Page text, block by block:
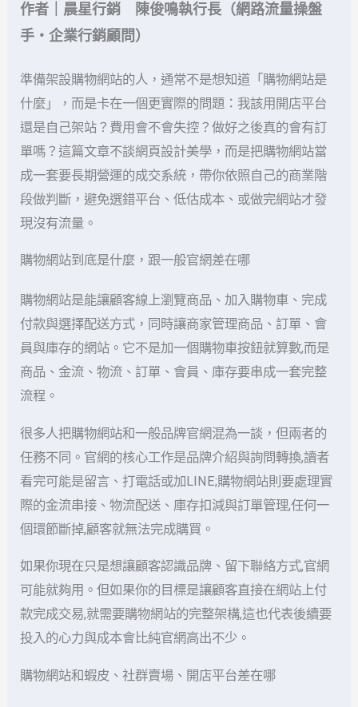
作者｜晨星行銷 陳俊鳴執行長（網路流量操盤
手・企業行銷顧問）
準備架設購物網站的人，通常不是想知道「購物網站是
什麼」，而是卡在一個更實際的問題：我該用開店平台
還是自己架站？費用會不會失控？做好之後真的會有訂
單嗎？這篇文章不談網頁設計美學，而是把購物網站當
成一套要長期營運的成交系統，帶你依照自己的商業階
段做判斷，避免選錯平台、低估成本、或做完網站才發
現沒有流量。
購物網站到底是什麼，跟一般官網差在哪
購物網站是能讓顧客線上瀏覽商品、加入購物車、完成
付款與選擇配送方式，同時讓商家管理商品、訂單、會
員與庫存的網站。它不是加一個購物車按鈕就算數,而是
商品、金流、物流、訂單、會員、庫存要串成一套完整
流程。
很多人把購物網站和一般品牌官網混為一談，但兩者的
任務不同。官網的核心工作是品牌介紹與詢問轉換,讀者
看完可能是留言、打電話或加LINE;購物網站則要處理實
際的金流串接、物流配送、庫存扣減與訂單管理,任何一
個環節斷掉,顧客就無法完成購買。
如果你現在只是想讓顧客認識品牌、留下聯絡方式,官網
可能就夠用。但如果你的目標是讓顧客直接在網站上付
款完成交易,就需要購物網站的完整架構,這也代表後續要
投入的心力與成本會比純官網高出不少。
購物網站和蝦皮、社群賣場、開店平台差在哪